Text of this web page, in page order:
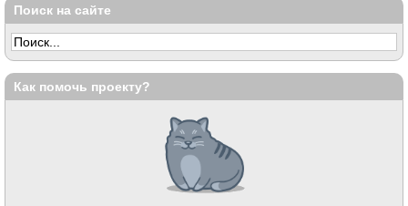
Поиск на сайте
Как помочь проекту?